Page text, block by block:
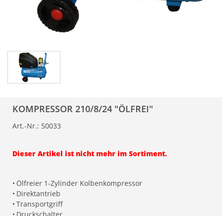
KOMPRESSOR 210/8/24 "ÖLFREI"
Art.-Nr.: 50033
Dieser Artikel ist nicht mehr im Sortiment.
• Ölfreier 1-Zylinder Kolbenkompressor
• Direktantrieb
• Transportgriff